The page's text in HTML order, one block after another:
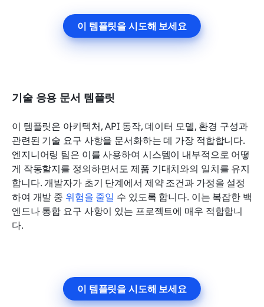
이 템플릿을 시도해 보세요
기술 응용 문서 템플릿
이 템플릿은 아키텍처, API 동작, 데이터 모델, 환경 구성과
관련된 기술 요구 사항을 문서화하는 데 가장 적합합니다.
엔지니어링 팀은 이를 사용하여 시스템이 내부적으로 어떻
게 작동할지를 정의하면서도 제품 기대치와의 일치를 유지
합니다. 개발자가 초기 단계에서 제약 조건과 가정을 설정
하여 개발 중 위험을 줄일 수 있도록 합니다. 이는 복잡한 백
엔드나 통합 요구 사항이 있는 프로젝트에 매우 적합합니
다.
이 템플릿을 시도해 보세요